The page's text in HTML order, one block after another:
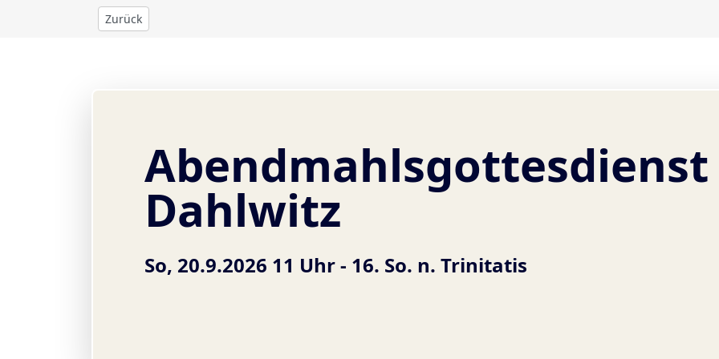
Zurück
Dahlwitz
So, 20.9.2026 11 Uhr - 16. So. n. Trinitatis